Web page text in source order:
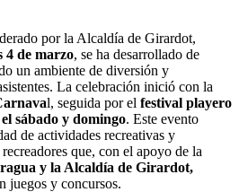
por la Alcaldía de Girardot,
4 de marzo, se ha desarrollado de
un ambiente de diversión y
La celebración inició con la
l, seguida por el festival playero
sábado y domingo. Este evento
de actividades recreativas y
que, con el apoyo de la
y la Alcaldía de Girardot,
juegos y concursos.